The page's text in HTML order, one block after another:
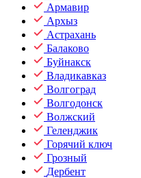
Армавир
Архыз
Астрахань
Балаково
Буйнакск
Владикавказ
Волгоград
Волгодонск
Волжский
Геленджик
Горячий ключ
Грозный
Дербент